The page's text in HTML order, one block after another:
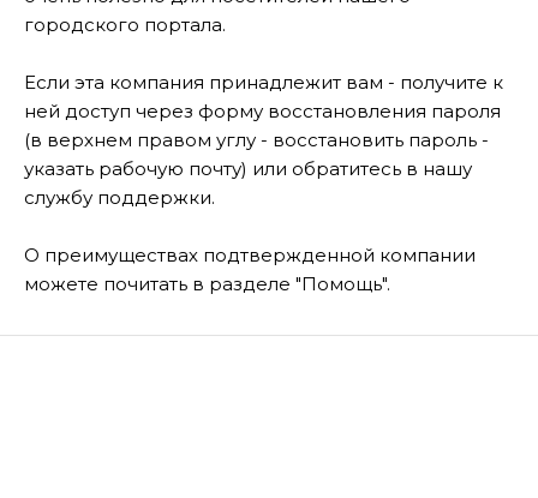
городского портала.
Если эта компания принадлежит вам - получите к
ней доступ через форму восстановления пароля
(в верхнем правом углу - восстановить пароль -
указать рабочую почту) или обратитесь в нашу
службу поддержки.
О преимуществах подтвержденной компании
можете почитать в разделе "Помощь".